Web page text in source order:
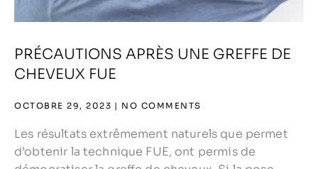
PRÉCAUTIONS APRÈS UNE GREFFE DE
CHEVEUX FUE
OCTOBRE 29, 2023 NO COMMENTS
Les résultats extrêmement naturels que permet
d’obtenir la technique FUE, ont permis de